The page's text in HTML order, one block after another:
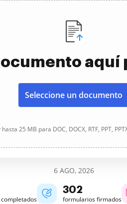
aquí
Seleccione un documento
25 MB para DOC, DOCX, RTF, PPT,
6 AGO, 2026
302
formularios firmados